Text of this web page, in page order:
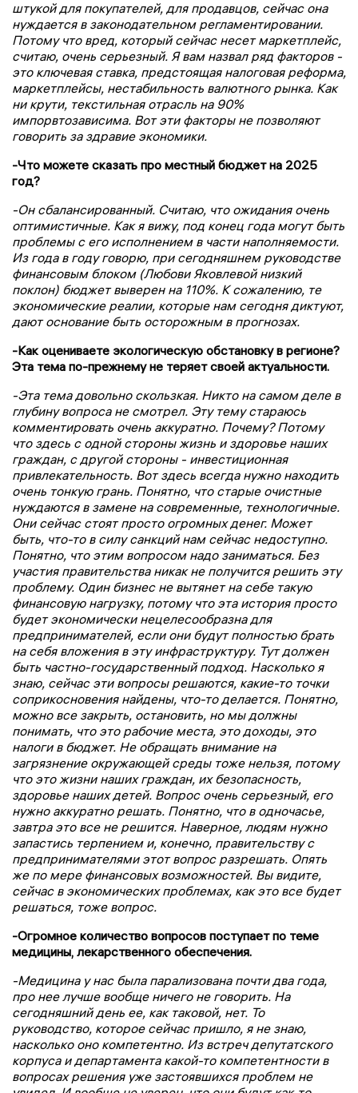
штукой для покупателей, для продавцов, сейчас она
нуждается в законодательном регламентировании.
Потому что вред, который сейчас несет маркетплейс,
считаю, очень серьезный. Я вам назвал ряд факторов -
это ключевая ставка, предстоящая налоговая реформа,
маркетплейсы, нестабильность валютного рынка. Как
ни крути, текстильная отрасль на 90%
импорвтозависима. Вот эти факторы не позволяют
говорить за здравие экономики.
-Что можете сказать про местный бюджет на 2025
год?
-Он сбалансированный. Считаю, что ожидания очень
оптимистичные. Как я вижу, под конец года могут быть
проблемы с его исполнением в части наполняемости.
Из года в году говорю, при сегодняшнем руководстве
финансовым блоком (Любови Яковлевой низкий
поклон) бюджет выверен на 110%. К сожалению, те
экономические реалии, которые нам сегодня диктуют,
дают основание быть осторожным в прогнозах.
-Как оцениваете экологическую обстановку в регионе?
Эта тема по-прежнему не теряет своей актуальности.
-Эта тема довольно скользкая. Никто на самом деле в
глубину вопроса не смотрел. Эту тему стараюсь
комментировать очень аккуратно. Почему? Потому
что здесь с одной стороны жизнь и здоровье наших
граждан, с другой стороны - инвестиционная
привлекательность. Вот здесь всегда нужно находить
очень тонкую грань. Понятно, что старые очистные
нуждаются в замене на современные, технологичные.
Они сейчас стоят просто огромных денег. Может
быть, что-то в силу санкций нам сейчас недоступно.
Понятно, что этим вопросом надо заниматься. Без
участия правительства никак не получится решить эту
проблему. Один бизнес не вытянет на себе такую
финансовую нагрузку, потому что эта история просто
будет экономически нецелесообразна для
предпринимателей, если они будут полностью брать
на себя вложения в эту инфраструктуру. Тут должен
быть частно-государственный подход. Насколько я
знаю, сейчас эти вопросы решаются, какие-то точки
соприкосновения найдены, что-то делается. Понятно,
можно все закрыть, остановить, но мы должны
понимать, что это рабочие места, это доходы, это
налоги в бюджет. Не обращать внимание на
загрязнение окружающей среды тоже нельзя, потому
что это жизни наших граждан, их безопасность,
здоровье наших детей. Вопрос очень серьезный, его
нужно аккуратно решать. Понятно, что в одночасье,
завтра это все не решится. Наверное, людям нужно
запастись терпением и, конечно, правительству с
предпринимателями этот вопрос разрешать. Опять
же по мере финансовых возможностей. Вы видите,
сейчас в экономических проблемах, как это все будет
решаться, тоже вопрос.
-Огромное количество вопросов поступает по теме
медицины, лекарственного обеспечения.
-Медицина у нас была парализована почти два года,
про нее лучше вообще ничего не говорить. На
сегодняшний день ее, как таковой, нет. То
руководство, которое сейчас пришло, я не знаю,
насколько оно компетентно. Из встреч депутатского
корпуса и департамента какой-то компетентности в
вопросах решения уже застоявшихся проблем не